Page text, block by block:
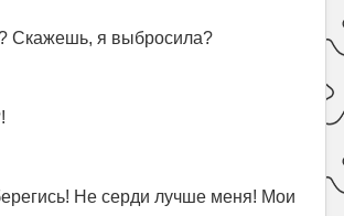
Скажешь, я выбросила?
Не серди лучше меня! Мои